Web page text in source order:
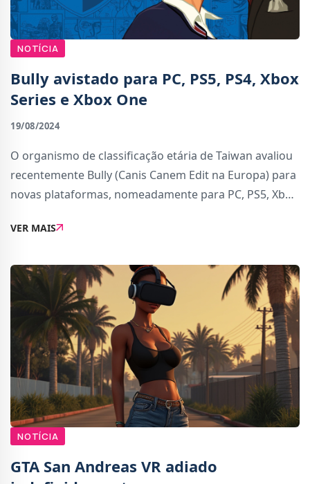
NOTÍCIA
Bully avistado para PC, PS5, PS4, Xbox
Series e Xbox One
19/08/2024
O organismo de classificação etária de Taiwan avaliou
recentemente Bully (Canis Canem Edit na Europa) para
novas plataformas, nomeadamente para PC, PS5, Xbox
360 também foi avaliada, mas trata-
VER MAIS
NOTÍCIA
GTA San Andreas VR adiado